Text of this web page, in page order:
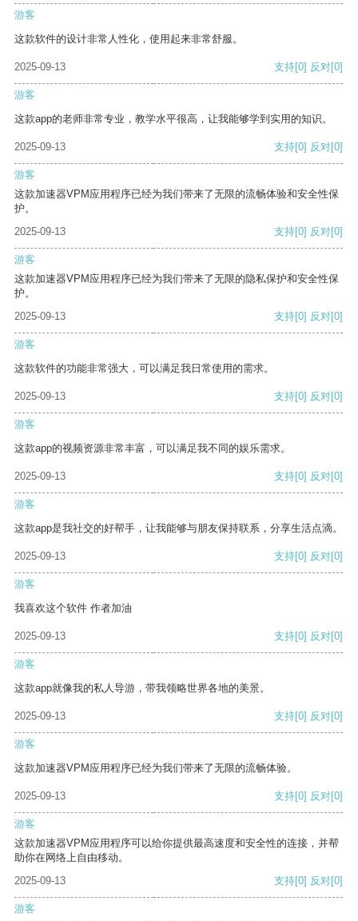
游客
这款软件的设计非常人性化，使用起来非常舒服。
2025-09-13 支持[0] 反对[0]
游客
这款app的老师非常专业，教学水平很高，让我能够学到实用的知识。
2025-09-13 支持[0] 反对[0]
游客
这款加速器VPM应用程序已经为我们带来了无限的流畅体验和安全性保
护。
2025-09-13
支持[0] 反对[0]
游客
这款加速器VPM应用程序已经为我们带来了无限的隐私保护和安全性保
护。
2025-09-13
支持[0] 反对[0]
游客
这款软件的功能非常强大，可以满足我日常使用的需求。
2025-09-13 支持[0] 反对[0]
游客
这款app的视频资源非常丰富，可以满足我不同的娱乐需求。
2025-09-13 支持[0] 反对[0]
游客
这款app是我社交的好帮手，让我能够与朋友保持联系，分享生活点滴。
2025-09-13 支持[0] 反对[0]
游客
我喜欢这个软件 作者加油
2025-09-13 支持[0] 反对[0]
游客
这款app就像我的私人导游，带我领略世界各地的美景。
2025-09-13 支持[0] 反对[0]
游客
这款加速器VPM应用程序已经为我们带来了无限的流畅体验。
2025-09-13 支持[0] 反对[0]
游客
这款加速器VPM应用程序可以给你提供最高速度和安全性的连接，并帮
助你在网络上自由移动。
2025-09-13
支持[0] 反对[0]
游客